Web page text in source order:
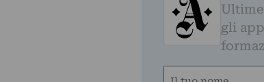
gli
Nome